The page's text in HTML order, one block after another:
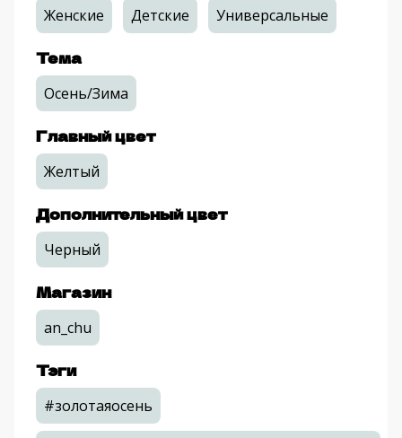
Женские Детские Универсальные
Тема
Осень/Зима
Главный цвет
Желтый
Дополнительный цвет
Черный
Магазин
an_chu
Тэги
#золотаяосень